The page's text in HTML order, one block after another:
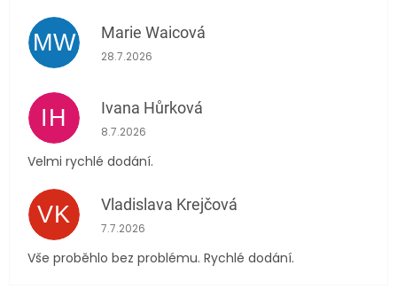
MW Marie Waicová
Hodnocení obchodu je 5 z 5 hvězdiček.
28.7.2026
IH Ivana Hůrková
Hodnocení obchodu je 5 z 5 hvězdiček.
8.7.2026
Velmi rychlé dodání.
VK Vladislava Krejčová
Hodnocení obchodu je 5 z 5 hvězdiček.
7.7.2026
Vše proběhlo bez problému. Rychlé dodání.